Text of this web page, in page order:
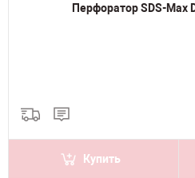
Перфоратор SDS-Max
Купить